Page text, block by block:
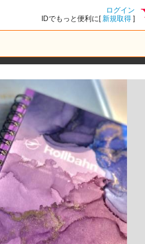
ログイン
IDでもっと便利に[新規取得 ]